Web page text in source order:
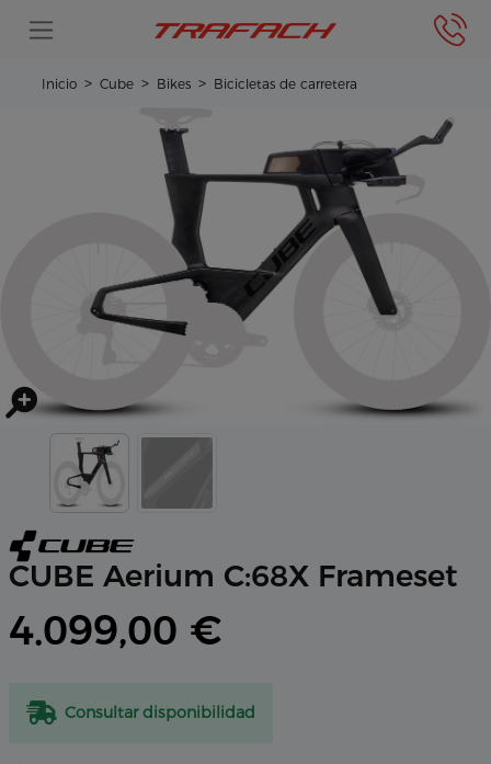
Inicio Cube Bikes Bicicletas de carretera
CUBE Aerium C:68X Frameset
4.099,00 €
Consultar disponibilidad